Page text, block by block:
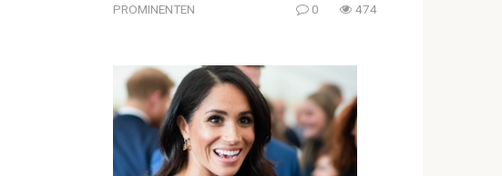
PROMINENTEN 0 474